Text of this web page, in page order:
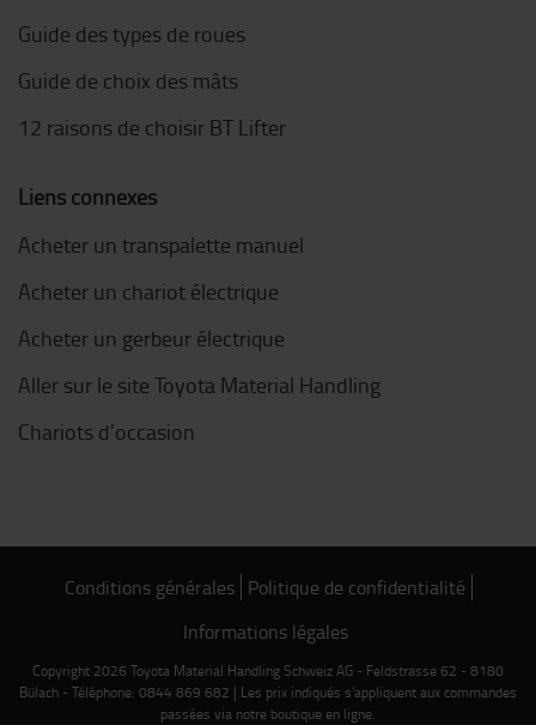
Guide des types de roues
Guide de choix des mâts
12 raisons de choisir BT Lifter
Liens connexes
Acheter un transpalette manuel
Acheter un chariot électrique
Acheter un gerbeur électrique
Aller sur le site Toyota Material Handling
Chariots d'occasion
Conditions générales Politique de confidentialité
Informations légales
Copyright 2026 Toyota Material Handling Schweiz AG - Feldstrasse 62 - 8180
Bülach - Téléphone: 0844 869 682 | Les prix indiqués s'appliquent aux commandes
passées via notre boutique en ligne.